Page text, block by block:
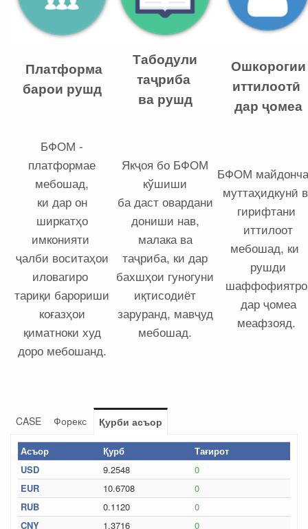
Платформа
барои рушд
Табодули
таҷриба
ва рушд
Ошкорогии
иттилоотӣ
дар ҷомеа
БФОМ -
платформае
мебошад,
ки дар он
ширкатҳо
имконияти
ҷалби воситаҳои
иловагиро
тариқи барориши
коғазҳои
қиматноки худ
доро мебошанд.
Якҷоя бо БФОМ
кўшиши
ба даст овардани
дониши нав,
малака ва
таҷриба, ки дар
бахшҳои гуногуни
иқтисодиёт
заруранд, мавҷуд
мебошад.
БФОМ
муттаҳидкунӣ
гирифтани
иттилоот
мебошад, ки
рушди
дар ҷомеа
меафзояд.
CASE Форекс Қурби асъор
Асъор Қурб
Тағирот
USD
9.2548
0
EUR
10.6708
0
RUB
0.1120
0
CNY
1.3716 0